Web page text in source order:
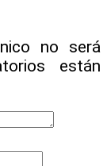
no será
están